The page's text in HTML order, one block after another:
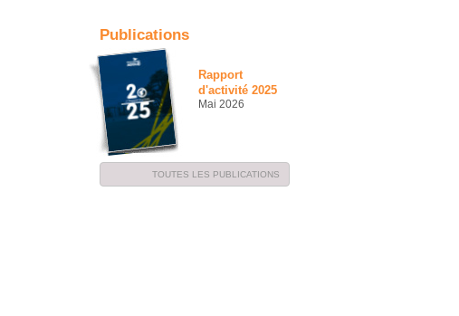
Publications
Rapport
d'activité 2025
Mai 2026
TOUTES LES PUBLICATIONS